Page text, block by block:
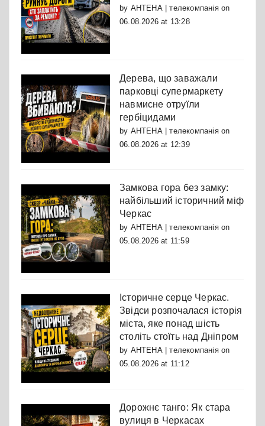
by АНТЕНА | телекомпаніяon
06.08.2026 at 13:28
Дерева, що заважали
парковці супермаркету
навмисне отруїли
гербіцидами
by АНТЕНА | телекомпаніяon
06.08.2026 at 12:39
Замкова гора без замку:
найбільший історичний міф
Черкас
by АНТЕНА | телекомпаніяon
05.08.2026 at 11:59
Історичне серце Черкас.
Звідси розпочалася історія
міста, яке понад шість
століть стоїть над Дніпром
by АНТЕНА | телекомпаніяon
05.08.2026 at 11:12
Дорожнє танго: Як стара
вулиця в Черкасах